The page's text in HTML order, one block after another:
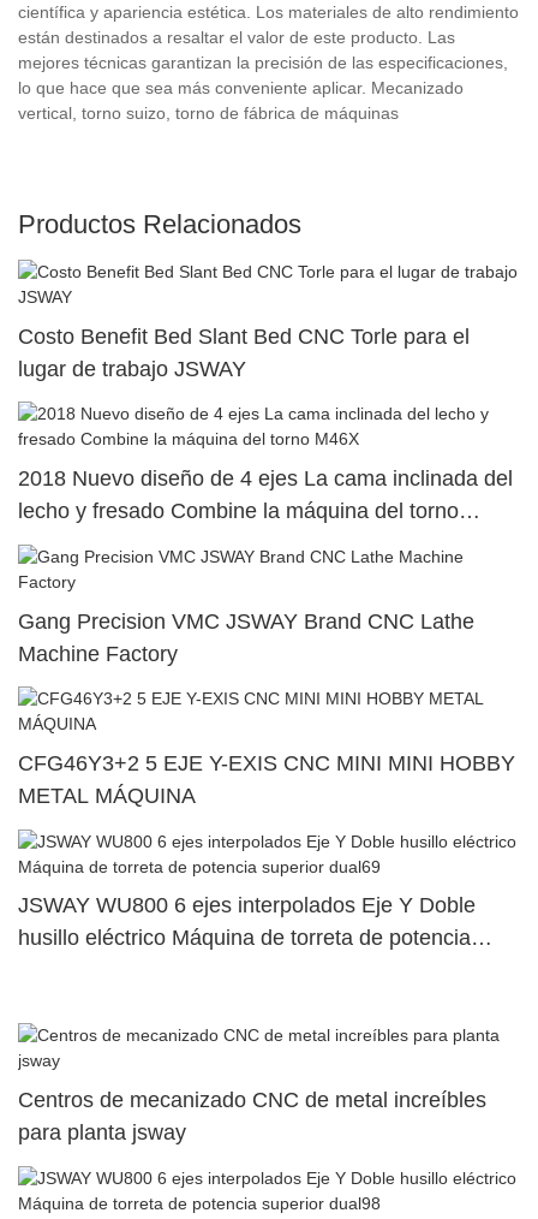
científica y apariencia estética. Los materiales de alto rendimiento
están destinados a resaltar el valor de este producto. Las
mejores técnicas garantizan la precisión de las especificaciones,
lo que hace que sea más conveniente aplicar. Mecanizado
vertical, torno suizo, torno de fábrica de máquinas
Productos Relacionados
Costo Benefit Bed Slant Bed CNC Torle para el
lugar de trabajo JSWAY
2018 Nuevo diseño de 4 ejes La cama inclinada del
lecho y fresado Combine la máquina del torno
M46X
Gang Precision VMC JSWAY Brand CNC Lathe
Machine Factory
CFG46Y3+2 5 EJE Y-EXIS CNC MINI MINI HOBBY
METAL MÁQUINA
JSWAY WU800 6 ejes interpolados Eje Y Doble
husillo eléctrico Máquina de torreta de potencia
Centros de mecanizado CNC de metal increíbles
para planta jsway